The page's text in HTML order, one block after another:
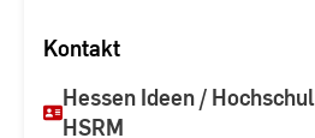
Kontakt
Hessen Ideen /
HSRM